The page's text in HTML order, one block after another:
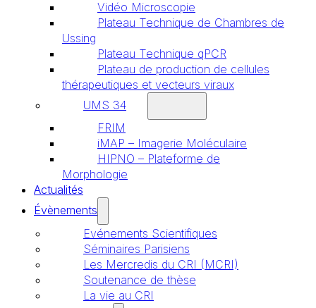
Vidéo Microscopie
Plateau Technique de Chambres de
Ussing
Plateau Technique qPCR
Plateau de production de cellules
thérapeutiques et vecteurs viraux
UMS 34
FRIM
iMAP – Imagerie Moléculaire
HIPNO – Plateforme de
Morphologie
Actualités
Évènements
Evénements Scientifiques
Séminaires Parisiens
Les Mercredis du CRI (MCRI)
Soutenance de thèse
La vie au CRI